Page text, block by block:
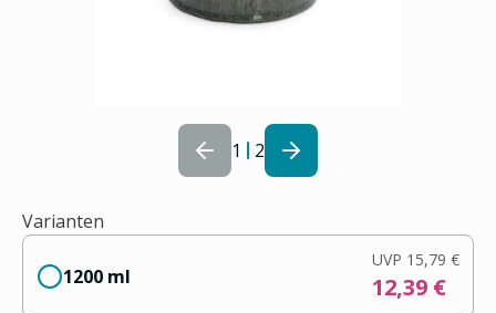
1 2
Varianten
1200 ml
UVP 15,79 €
12,39 €